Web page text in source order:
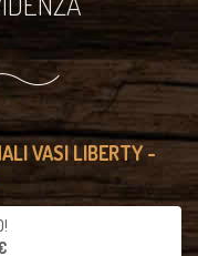
VASI LIBERTY -